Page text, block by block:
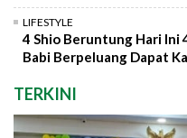
LIFESTYLE
4 Shio Beruntung Hari Ini
Babi Berpeluang Dapat
TERKINI